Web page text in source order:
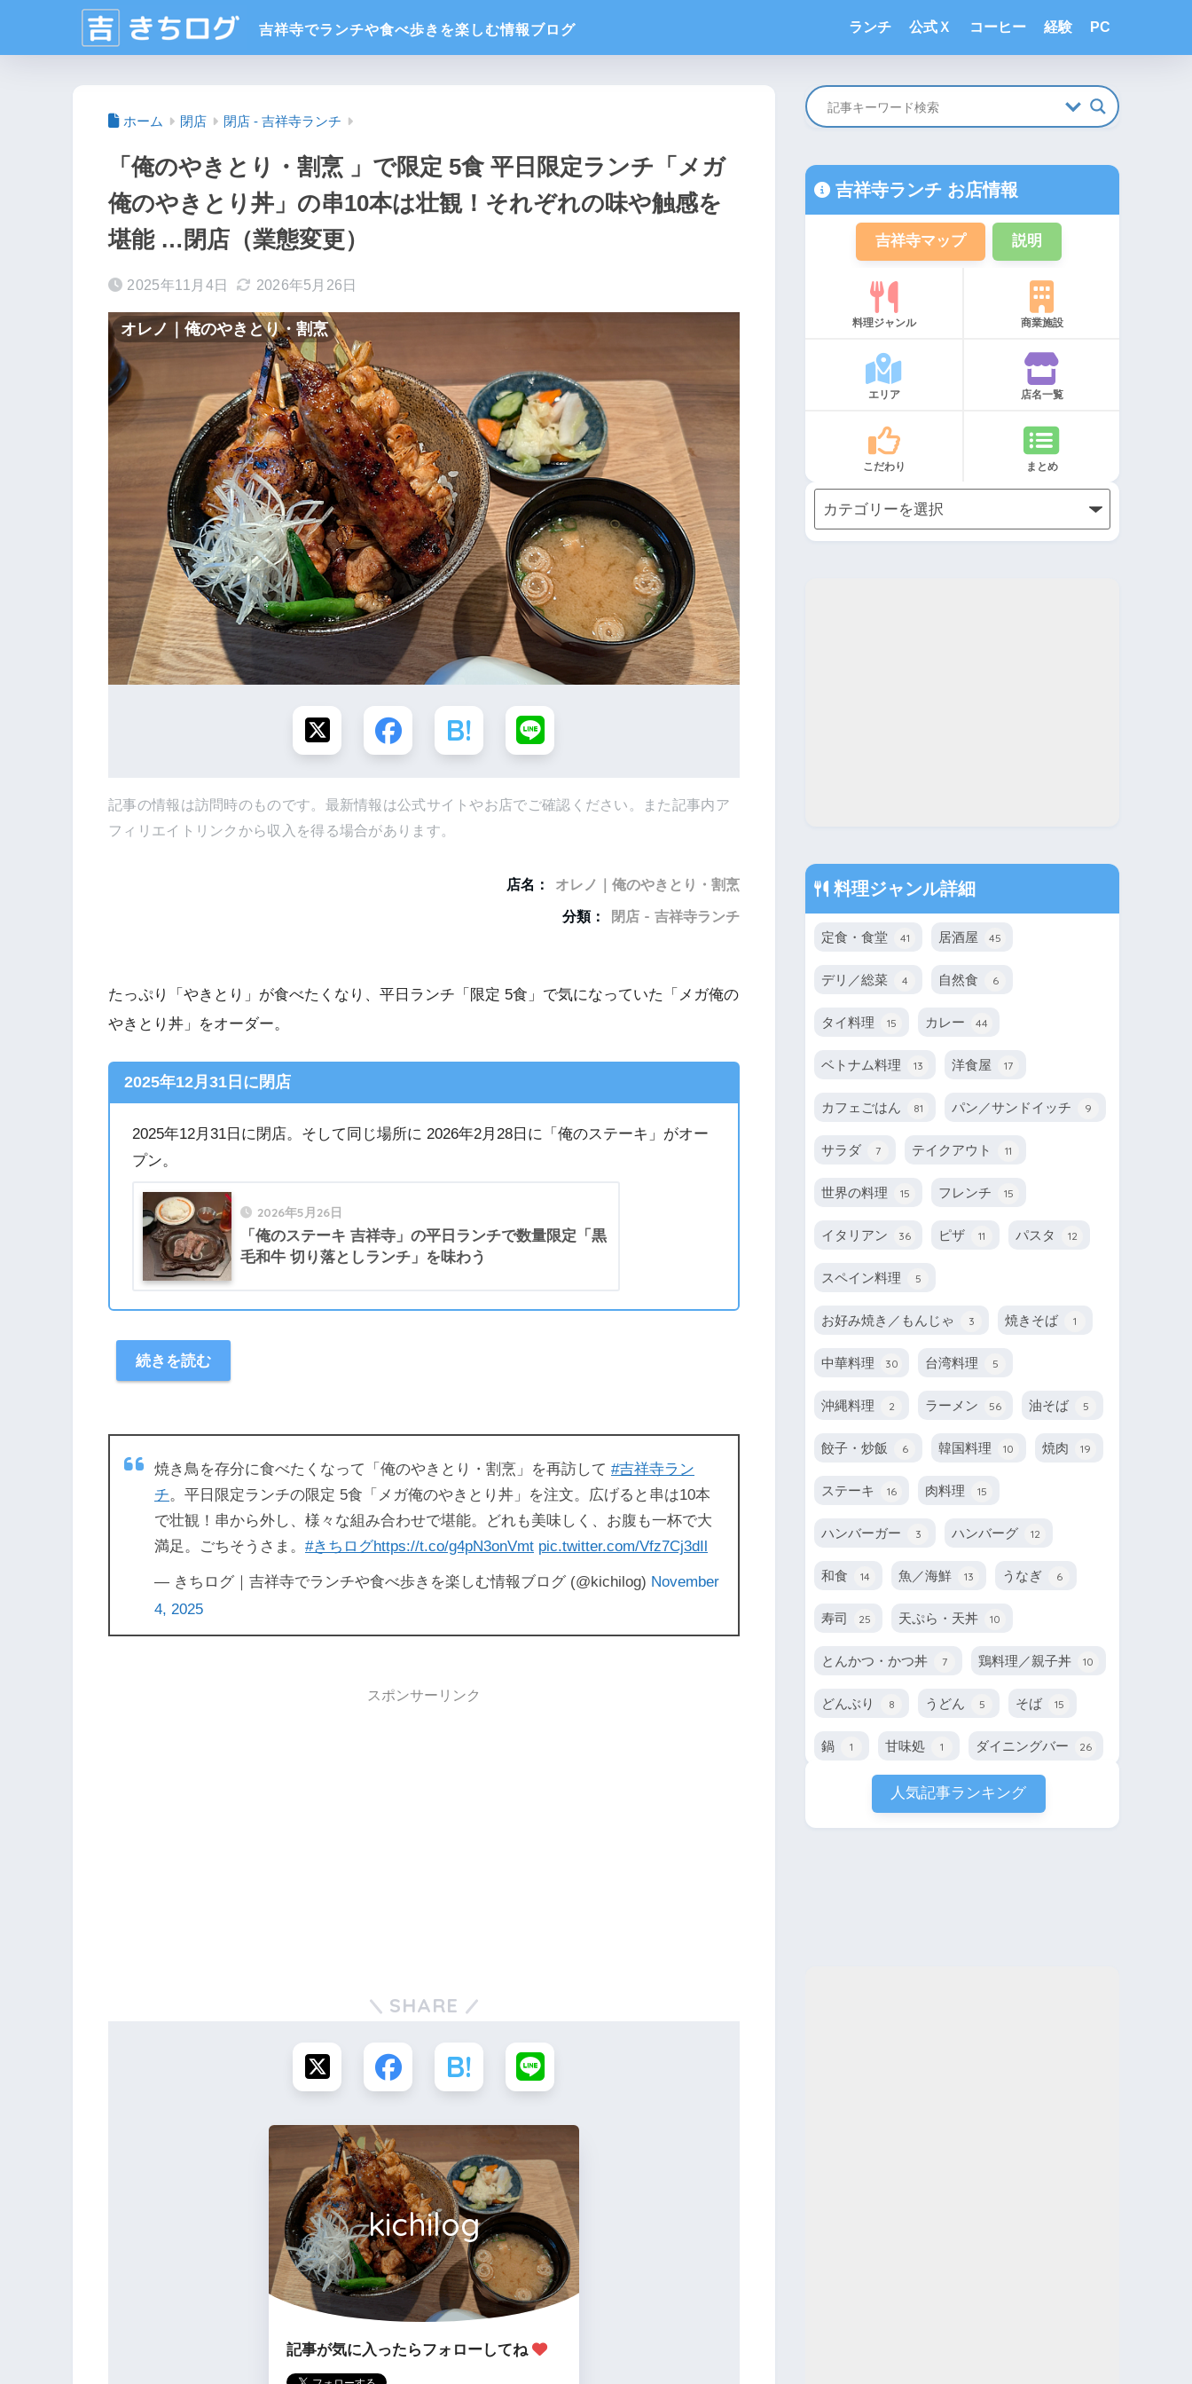
ランチ 公式Ｘ コーヒー 経験 PC
ホーム 閉店 閉店 - 吉祥寺ランチ
「俺のやきとり・割烹 」で限定 5食 平日限定ランチ「メガ
俺のやきとり丼」の串10本は壮観！それぞれの味や触感を
堪能 …閉店（業態変更）
2025年11月4日 2026年5月26日
オレノ｜俺のやきとり・割烹
記事の情報は訪問時のものです。最新情報は公式サイトやお店でご確認ください。また記事内ア
フィリエイトリンクから収入を得る場合があります。
店名：
オレノ｜俺のやきとり・割烹
分類：
閉店 - 吉祥寺ランチ
たっぷり「やきとり」が食べたくなり、平日ランチ「限定 5食」で気になっていた「メガ俺の
やきとり丼」をオーダー。
2025年12月31日に閉店
2025年12月31日に閉店。そして同じ場所に 2026年2月28日に「俺のステーキ」がオー
プン。
2026年5月26日
「俺のステーキ 吉祥寺」の平日ランチで数量限定「黒
毛和牛 切り落としランチ」を味わう
続きを読む
焼き鳥を存分に食べたくなって「俺のやきとり・割烹」を再訪して #吉祥寺ラン
チ。平日限定ランチの限定 5食「メガ俺のやきとり丼」を注文。広げると串は10本
で壮観！串から外し、様々な組み合わせで堪能。どれも美味しく、お腹も一杯で大
満足。ごちそうさま。 #きちログhttps://t.co/g4pN3onVmt pic.twitter.com/Vfz7Cj3dIl
— きちログ｜吉祥寺でランチや食べ歩きを楽しむ情報ブログ (@kichilog) November
4, 2025
スポンサーリンク
SHARE
kichilog
記事が気に入ったらフォローしてね
吉祥寺ランチ お店情報
吉祥寺マップ 説明
料理ジャンル 商業施設
エリア 店名一覧
こだわり まとめ
料理ジャンル詳細
定食・食堂 41 居酒屋 45
デリ／総菜 4 自然食 6
タイ料理 15 カレー 44
ベトナム料理 13 洋食屋 17
カフェごはん 81 パン／サンドイッチ 9
サラダ 7 テイクアウト 11
世界の料理 15 フレンチ 15
イタリアン 36 ピザ 11 パスタ 12
スペイン料理 5
お好み焼き／もんじゃ 3 焼きそば 1
中華料理 30 台湾料理 5
沖縄料理 2 ラーメン 56 油そば 5
餃子・炒飯 6 韓国料理 10 焼肉 19
ステーキ 16 肉料理 15
ハンバーガー 3 ハンバーグ 12
和食 14 魚／海鮮 13 うなぎ 6
寿司 25 天ぷら・天丼 10
とんかつ・かつ丼 7 鶏料理／親子丼 10
どんぶり 8 うどん 5 そば 15
鍋 1 甘味処 1 ダイニングバー 26
人気記事ランキング